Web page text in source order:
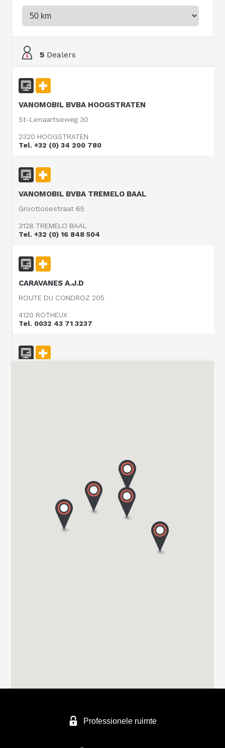
5 Dealers
VANOMOBIL BVBA HOOGSTRATEN
St-Lenaartseweg 30
2320 HOOGSTRATEN
Tel. +32 (0) 34 200 780
VANOMOBIL BVBA TREMELO BAAL
Grootlosestraat 65
3128 TREMELO BAAL
Tel. +32 (0) 16 848 504
CARAVANES A.J.D
ROUTE DU CONDROZ 205
4120 ROTHEUX
Tel. 0032 43 71 3237
WEBSITE - VANOMOBIL BVBA LOKEREN - NE PAS
9160 LOKEREN
Professionele ruimte